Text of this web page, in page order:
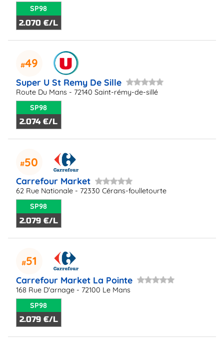
SP98
2.070 €/L
49
Super U St Remy De Sille
Route Du Mans - 72140 Saint-rémy-de-sillé
SP98
2.074 €/L
50
Carrefour Market
62 Rue Nationale - 72330 Cérans-foulletourte
SP98
2.079 €/L
51
Carrefour Market La Pointe
168 Rue D'arnage - 72100 Le Mans
SP98
2.079 €/L